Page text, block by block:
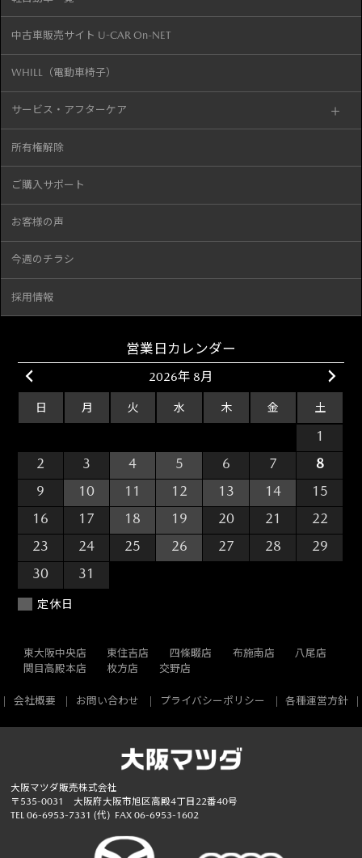
中古車販売サイト U-CAR On-NET
WHILL（電動車椅子）
サービス・アフターケア
所有権解除
ご購入サポート
お客様の声
今週のチラシ
採用情報
営業日カレンダー
2026年 8月
日 月 火 水 木 金 土
1
2
3 4 5 6 7
8
9
10 11 12 13 14
15
16
17 18 19 20 21
22
23
24 25 26 27 28
29
30
31
定休日
東大阪中央店 東住吉店 四條畷店 布施南店
八尾店
関目高殿本店
枚方店 交野店
会社概要 お問い合わせ プライバシーポリシー 各種運営方針
大阪マツダ販売株式会社
〒535-0031 大阪府大阪市旭区高殿4丁目22番40号
TEL 06-6953-7331 (代) FAX 06-6953-1602